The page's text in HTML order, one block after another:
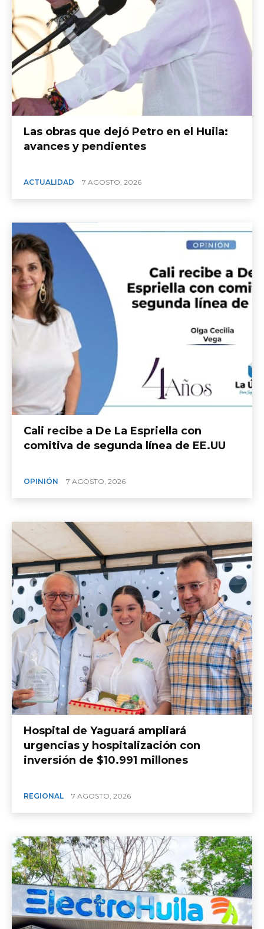
Las obras que dejó Petro en el Huila:
avances y pendientes
ACTUALIDAD 7 AGOSTO, 2026
Cali recibe a De La Espriella con
comitiva de segunda línea de EE.UU
OPINIÓN 7 AGOSTO, 2026
Hospital de Yaguará ampliará
urgencias y hospitalización con
inversión de $10.991 millones
REGIONAL 7 AGOSTO, 2026